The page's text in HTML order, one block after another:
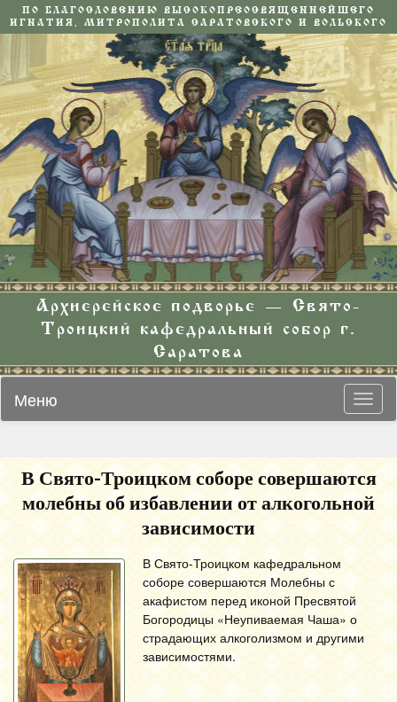
ПО БЛАГОСЛОВЕНИЮ ВЫСОКОПРЕОСВЯЩЕННЕЙШЕГО
ИГНАТИЯ, МИТРОПОЛИТА САРАТОВСКОГО И ВОЛЬСКОГО
Архиерейское подворье — Свято-
Троицкий кафедральный собор г.
Саратова
Меню
В Свято-Троицком соборе совершаются
молебны об избавлении от алкогольной
зависимости
В Свято-Троицком кафедральном
соборе совершаются Молебны с
акафистом перед иконой Пресвятой
Богородицы «Неупиваемая Чаша» о
страдающих алкоголизмом и другими
зависимостями.